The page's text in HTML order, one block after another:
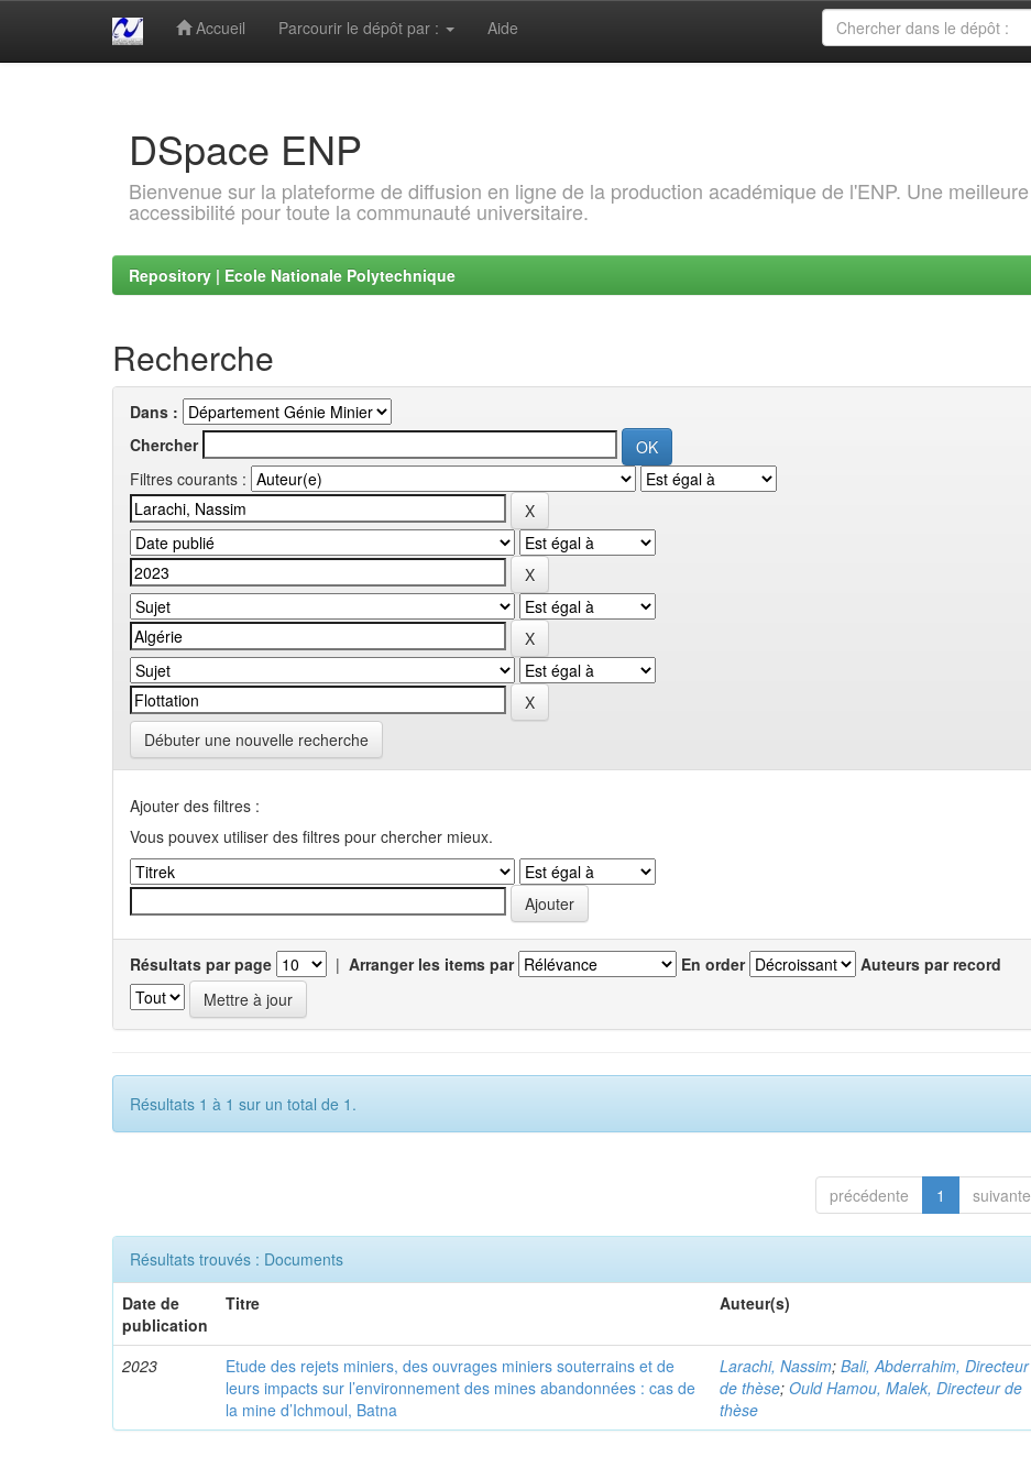
Accueil Parcourir le dépôt par : Aide
DSpace ENP
Bienvenue sur la plateforme de diffusion en ligne de la production académique de l'ENP. Une meilleure
accessibilité pour toute la communauté universitaire.
Repository | Ecole Nationale Polytechnique
Recherche
Dans :
Chercher
Filtres courants :
Débuter une nouvelle recherche
Ajouter des filtres :
Vous pouvex utiliser des filtres pour chercher mieux.
Résultats par page | Arranger les items par En order Auteurs par record
Résultats 1 à 1 sur un total de 1.
précédente 1 suivante
Résultats trouvés : Documents
Date de
publication
Titre Auteur(s)
2023
Etude des rejets miniers, des ouvrages miniers souterrains et de
leurs impacts sur l’environnement des mines abandonnées : cas de
la mine d’Ichmoul, Batna
Larachi, Nassim;Bali, Abderrahim, Directeur
de thèse;Ould Hamou, Malek, Directeur de
thèse